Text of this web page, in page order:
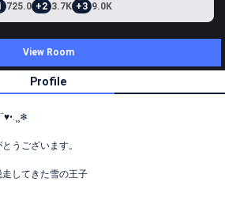
725.0 +2 3.7K +3 9.0K
View Room
Profile
うございます。
してきた雪の王子